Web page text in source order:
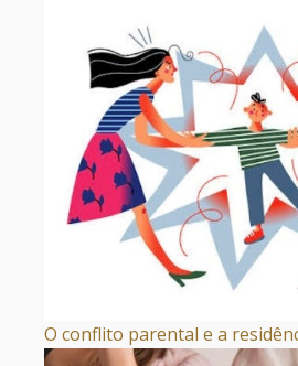
O conflito parental e a